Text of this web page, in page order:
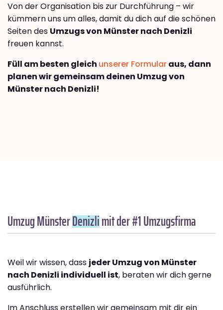
Von der Organisation bis zur Durchführung – wir
kümmern uns um alles, damit du dich auf die schönen
Seiten des Umzugs von Münster nach Denizli
freuen kannst.
Füll am besten gleich unserer Formularaus, dann
planen wir gemeinsam deinen Umzug von
Münster nach Denizli!
Umzug MünsterDenizlimit der #1 Umzugsfirma
Weil wir wissen, dass jeder Umzug von Münster
nach Denizli individuell ist, beraten wir dich gerne
ausführlich.